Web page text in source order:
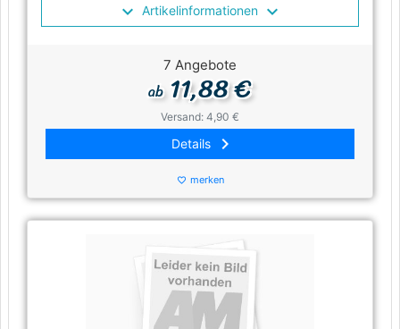
Artikelinformationen
7 Angebote
ab11,88 €
Versand: 4,90 €
Details keyboard_arrow_right
favorite_border merken